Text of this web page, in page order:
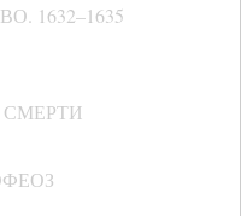
1632–1635
СМЕРТИ